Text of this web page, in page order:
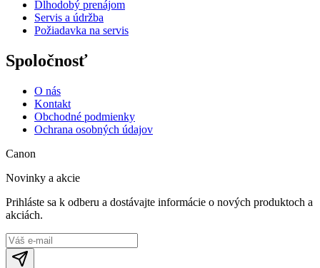
Dlhodobý prenájom
Servis a údržba
Požiadavka na servis
Spoločnosť
O nás
Kontakt
Obchodné podmienky
Ochrana osobných údajov
Canon
Novinky a akcie
Prihláste sa k odberu a dostávajte informácie o nových produktoch a
akciách.